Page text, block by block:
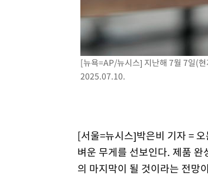
[뉴욕=AP/뉴시스] 지난해 7월 7일(
2025.07.10.
[서울=뉴시스]박은비 기자 =
벼운 무게를 선보인다. 제품
의 마지막이 될 것이라는 전망